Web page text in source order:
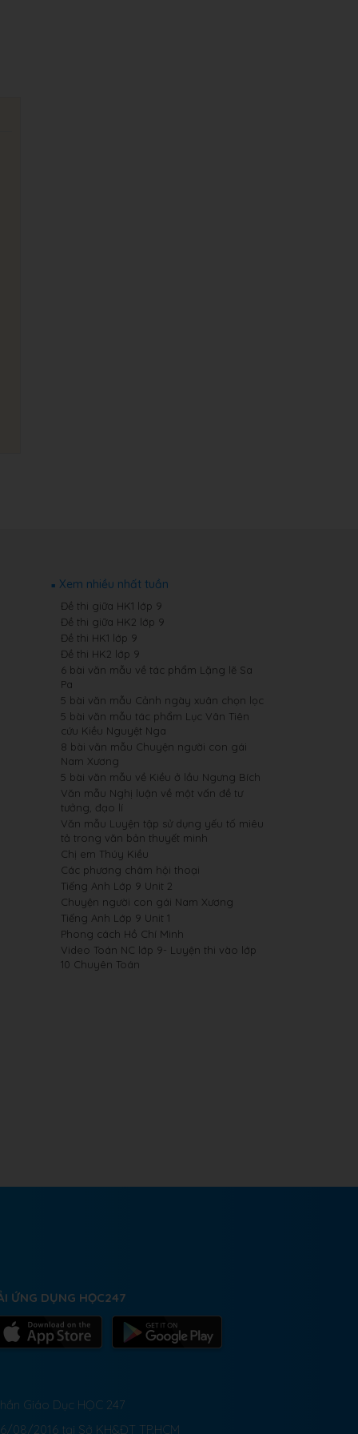
Xem nhiều nhất tuần
Đề thi giữa HK1 lớp 9
Đề thi giữa HK2 lớp 9
Đề thi HK1 lớp 9
Đề thi HK2 lớp 9
6 bài văn mẫu về tác phẩm Lặng lẽ Sa
Pa
5 bài văn mẫu Cảnh ngày xuân chọn lọc
5 bài văn mẫu tác phẩm Lục Vân Tiên
cứu Kiều Nguyệt Nga
8 bài văn mẫu Chuyện người con gái
Nam Xương
5 bài văn mẫu về Kiều ở lầu Ngưng Bích
Văn mẫu Nghị luận về một vấn đề tư
tưởng, đạo lí
Văn mẫu Luyện tập sử dụng yếu tố miêu
tả trong văn bản thuyết minh
Chị em Thúy Kiều
Các phương châm hội thoại
Tiếng Anh Lớp 9 Unit 2
Chuyện người con gái Nam Xương
Tiếng Anh Lớp 9 Unit 1
Phong cách Hồ Chí Minh
Video Toán NC lớp 9- Luyện thi vào lớp
10 Chuyên Toán
ỨNG DỤNG HỌC247
Giáo Dục HỌC 247
08/2016 tại Sở KH&ĐT TP.HCM